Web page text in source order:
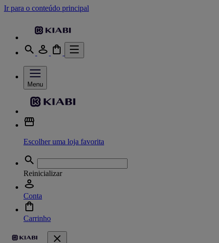
Ir para o conteúdo principal
Menu
Escolher uma loja favorita
Reinicializar
Conta
Carrinho